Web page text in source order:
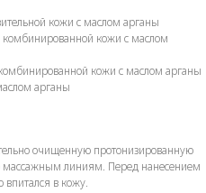
кожи с маслом арганы
кожи с маслом
кожи с маслом арганы
арганы
очищенную протонизированную
линиям. Перед нанесением
впитался в кожу.